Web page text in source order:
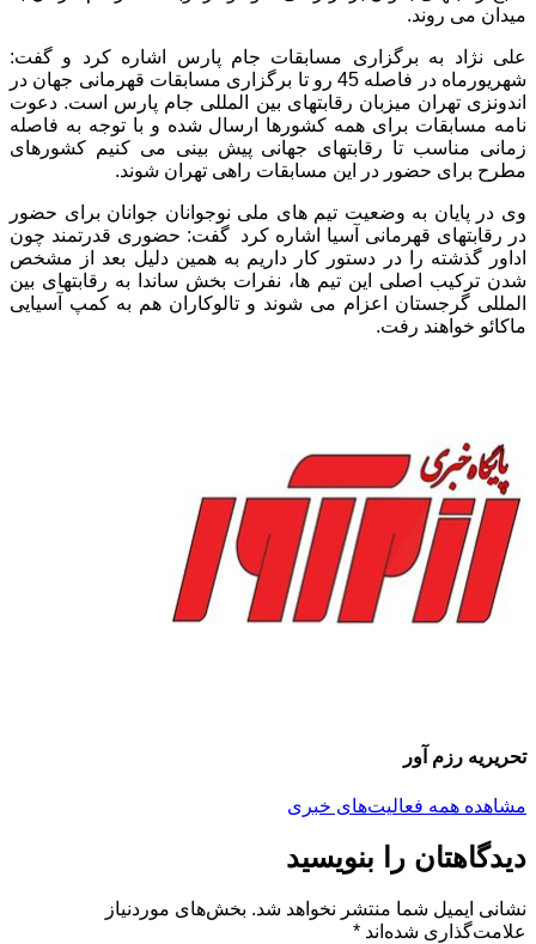
میدان می روند.
علی نژاد به برگزاری مسابقات جام پارس اشاره کرد و گفت:
شهریورماه در فاصله 45 رو تا برگزاری مسابقات قهرمانی جهان در
اندونزی تهران میزبان رقابتهای بین المللی جام پارس است. دعوت
نامه مسابقات برای همه کشورها ارسال شده و با توجه به فاصله
زمانی مناسب تا رقابتهای جهانی پیش بینی می کنیم کشورهای
مطرح برای حضور در این مسابقات راهی تهران شوند.
وی در پایان به وضعیت تیم های ملی نوجوانان جوانان برای حضور
در رقابتهای قهرمانی آسیا اشاره کرد گفت: حضوری قدرتمند چون
اداور گذشته را در دستور کار داریم به همین دلیل بعد از مشخص
شدن ترکیب اصلی این تیم ها، نفرات بخش ساندا به رقابتهای بین
المللی گرجستان اعزام می شوند و تالوکاران هم به کمپ آسیایی
ماکائو خواهند رفت.
تحریریه رزم آور
مشاهده همه فعالیت‌های خبری
دیدگاهتان را بنویسید
نشانی ایمیل شما منتشر نخواهد شد. بخش‌های موردنیاز
علامت‌گذاری شده‌اند *